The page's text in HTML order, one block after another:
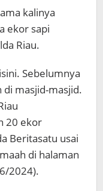
kalinya
ekor sapi
Riau.
Sebelumnya
masjid-masjid.
20 ekor
Beritasatu usai
di halaman
2024).